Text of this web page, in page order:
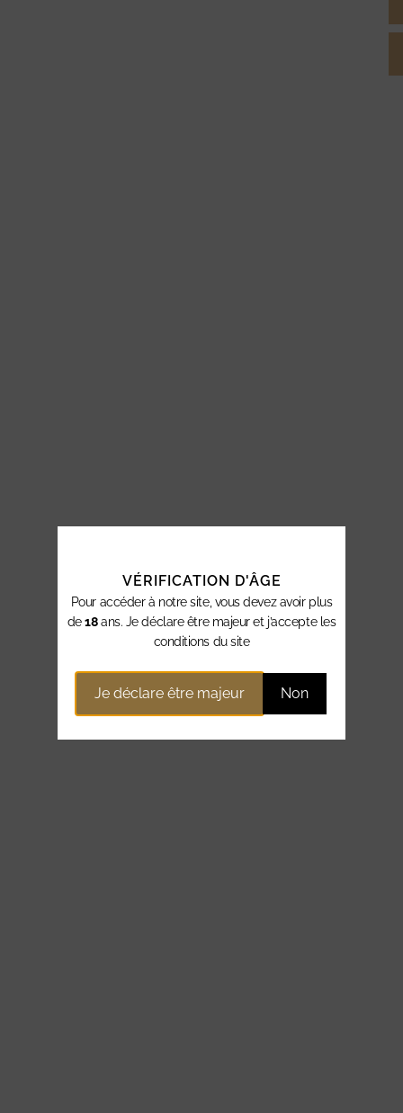
VÉRIFICATION D'ÂGE
Pour accéder à notre site, vous devez avoir plus
de18ans. Je déclare être majeur et j’accepte les
conditions du site
Je déclare être majeur Non